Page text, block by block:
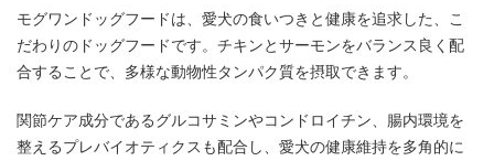
モグワンドッグフードは、愛犬の食いつきと健康を追求した、こ
だわりのドッグフードです。チキンとサーモンをバランス良く配
合することで、多様な動物性タンパク質を摂取できます。
関節ケア成分であるグルコサミンやコンドロイチン、腸内環境を
整えるプレバイオティクスも配合し、愛犬の健康維持を多角的に